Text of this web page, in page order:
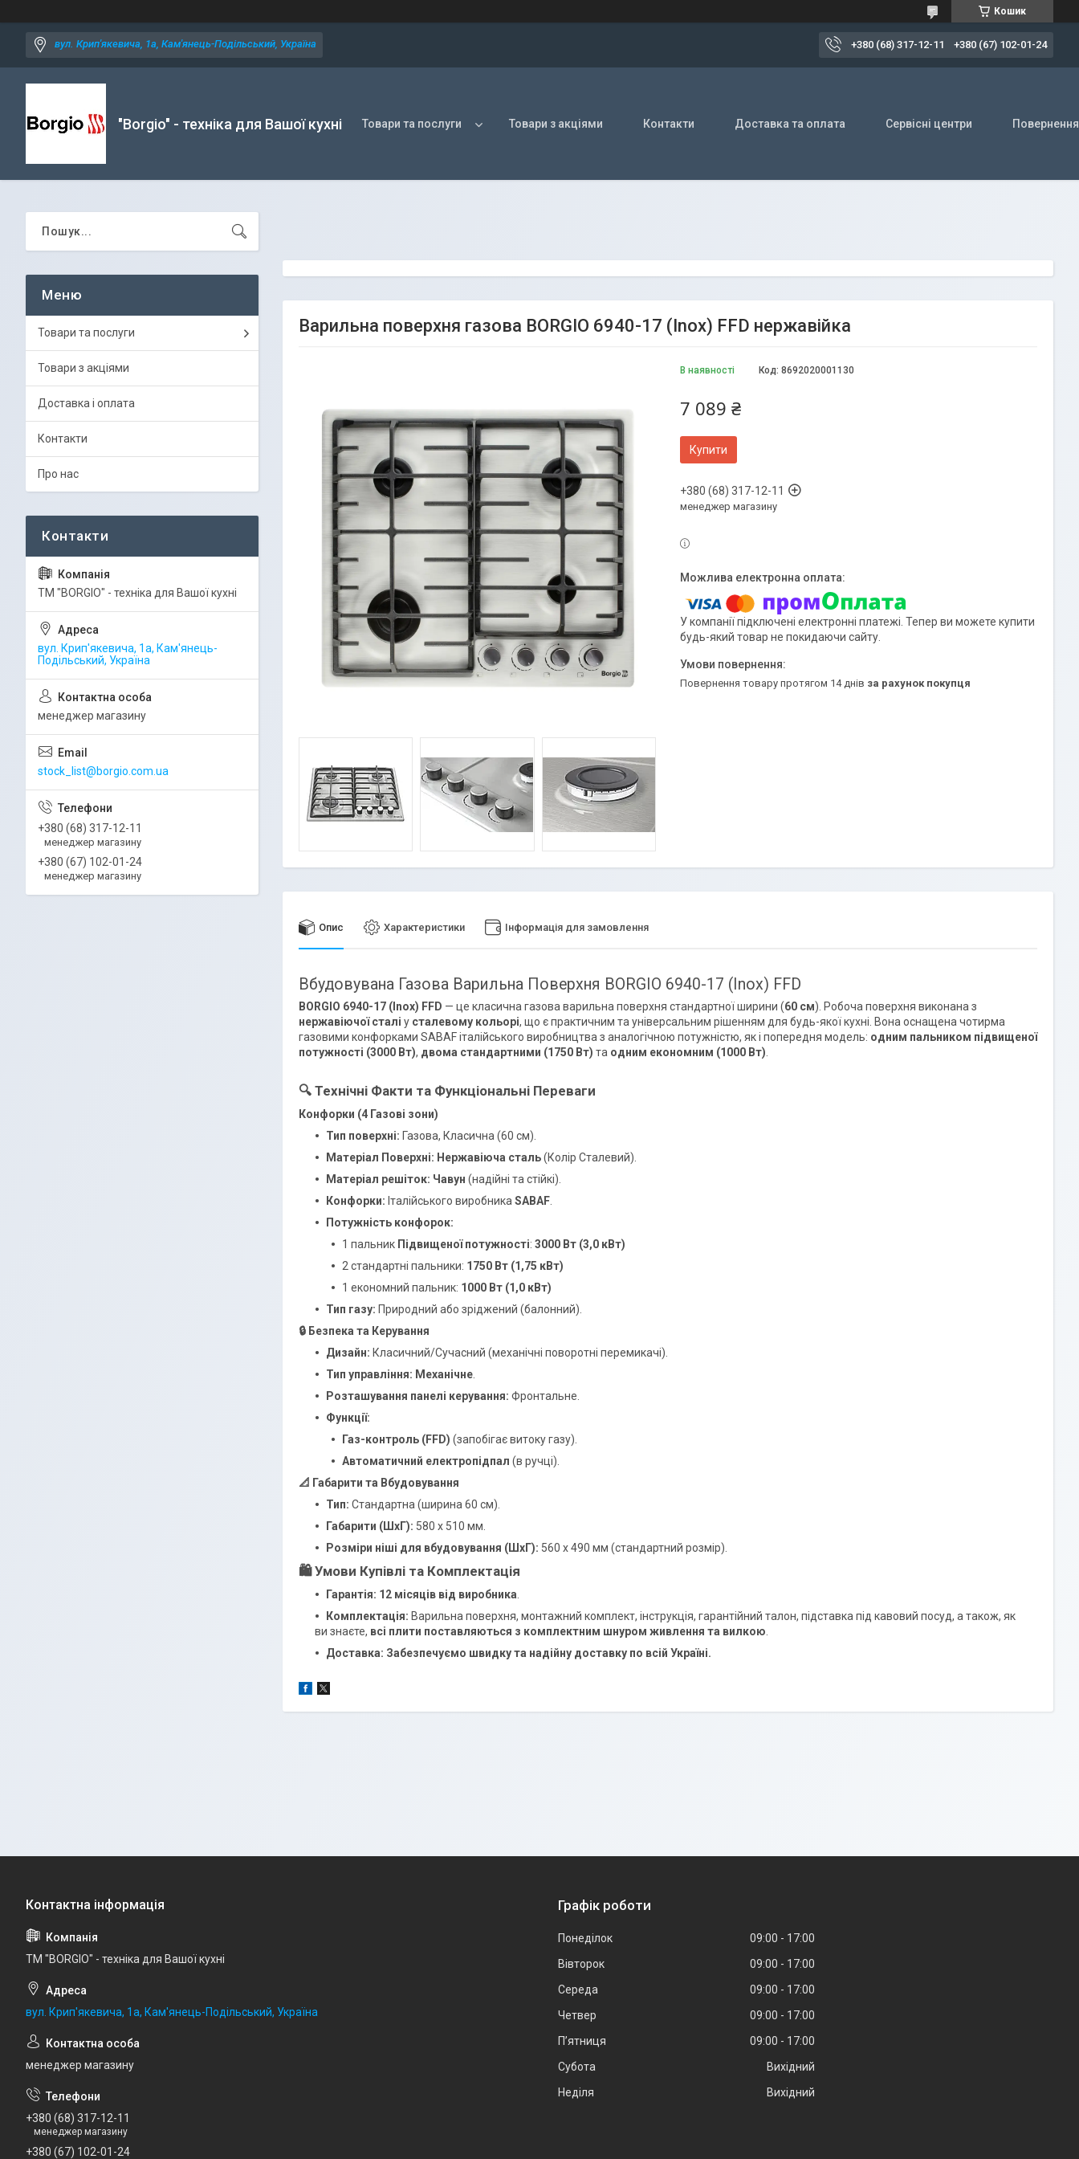
Кошик
вул. Крип'якевича, 1а, Кам'янець-Подільський, Україна +380 (68) 317-12-11 +380 (67) 102-01-24
"Borgio" - техніка для Вашої кухні Товари та послуги Товари з акціями Контакти Доставка та оплата Сервісні центри
Варильна поверхня газова BORGIO 6940-17 (Inox) FFD нержавійка
В наявності Код: 8692020001130
7 089 ₴
Купити
+380 (68) 317-12-11
менеджер магазину
У компанії підключені електронні платежі. Тепер ви можете купити
будь-який товар не покидаючи сайту.
повернення товару протягом 14 днів за рахунок покупця
Опис Характеристики Інформація для замовлення
Вбудовувана Газова Варильна Поверхня BORGIO 6940-17 (Inox) FFD
BORGIO 6940-17 (Inox) FFD — це класична газова варильна поверхня стандартної ширини (60 см). Робоча поверхня виконана з
нержавіючої сталі у сталевому кольорі, що є практичним та універсальним рішенням для будь-якої кухні. Вона оснащена чотирма
газовими конфорками SABAF італійського виробництва з аналогічною потужністю, як і попередня модель: одним пальником підвищеної
потужності (3000 Вт), двома стандартними (1750 Вт) та одним економним (1000 Вт)
🔍 Технічні Факти та Функціональні Переваги
Конфорки (4 Газові зони)
Тип поверхні: Газова, Класична (60 см).
Матеріал Поверхні: Нержавіюча сталь(Колір Сталевий).
Матеріал решіток: Чавун (надійні та стійкі).
Конфорки: Італійського виробника SABAF
Потужність конфорок:
1 пальник Підвищеної потужності: 3000 Вт (3,0 кВт)
2 стандартні пальники: 1750 Вт (1,75 кВт)
1 економний пальник: 1000 Вт (1,0 кВт)
Тип газу: Природний або зріджений (балонний).
🔒 Безпека та Керування
Дизайн: Класичний/Сучасний (механічні поворотні перемикачі).
Тип управління: Механічне
Розташування панелі керування: Фронтальне.
Функції:
Газ-контроль (FFD) (запобігає витоку газу).
Автоматичний електропідпал (в ручці).
📐 Габарити та Вбудовування
Тип: Стандартна (ширина 60 см).
Габарити (ШхГ): 580 x 510 мм.
Розміри ніші для вбудовування (ШхГ): 560 x 490 мм (стандартний розмір).
🛍️ Умови Купівлі та Комплектація
Гарантія: 12 місяців від виробника
Комплектація: Варильна поверхня, монтажний комплект, інструкція, гарантійний талон, підставка під кавовий посуд, а також, як
ви знаєте, всі плити поставляються з комплектним шнуром живлення та вилкою
Доставка: Забезпечуємо швидку та надійну доставку по всій Україні.
Товари та послуги
Товари з акціями
Доставка і оплата
Контакти
Про нас
ТМ "BORGIO" - техніка для Вашої кухні
вул. Крип'якевича, 1а, Кам'янець-
Подільський, Україна
менеджер магазину
stock_list@borgio.com.ua
+380 (68) 317-12-11
менеджер магазину
+380 (67) 102-01-24
менеджер магазину
ТМ "BORGIO" - техніка для Вашої кухні
вул. Крип'якевича, 1а, Кам'янець-Подільський, Україна
менеджер магазину
+380 (68) 317-12-11
менеджер магазину
+380 (67) 102-01-24
Графік роботи
Понеділок 09:00
17:00
Вівторок
09:00
17:00
Середа
09:00
17:00
Четвер
09:00
17:00
Пʼятниця
09:00
17:00
Субота
Вихідний
Неділя
Вихідний